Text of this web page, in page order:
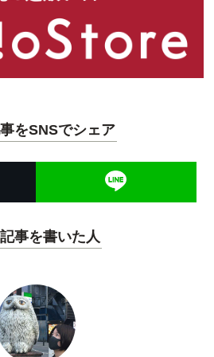
をSNSでシェア
事を書いた人